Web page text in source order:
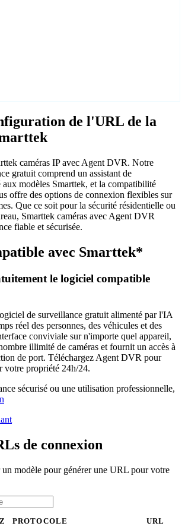
de l'URL de la
caméras IP avec Agent DVR. Notre
gratuit comprend un assistant de
modèles Smarttek, et la compatibilité
offre des options de connexion flexibles sur
Que ce soit pour la sécurité résidentielle ou
Smarttek caméras avec Agent DVR
fiable et sécurisée.
avec Smarttek*
le logiciel compatible
de surveillance gratuit alimenté par l'IA
réel des personnes, des véhicules et des
conviviale sur n'importe quel appareil,
illimité de caméras et fournit un accès à
de port. Téléchargez Agent DVR pour
votre propriété 24h/24.
sécurisé ou une utilisation professionnelle,
de connexion
modèle pour générer une URL pour votre
PROTOCOLE URL